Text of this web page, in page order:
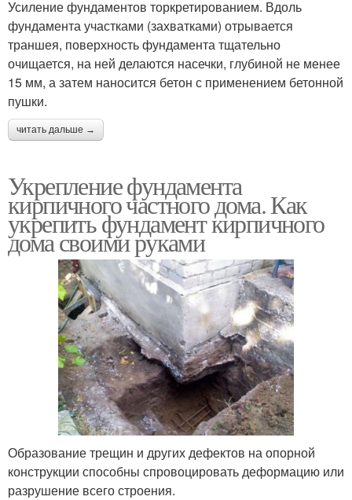
Усиление фундаментов торкретированием. Вдоль
фундамента участками (захватками) отрывается
траншея, поверхность фундамента тщательно
очищается, на ней делаются насечки, глубиной не менее
15 мм, а затем наносится бетон с применением бетонной
пушки.
читать дальше →
Укрепление фундамента
кирпичного частного дома. Как
укрепить фундамент кирпичного
дома своими руками
Образование трещин и других дефектов на опорной
конструкции способны спровоцировать деформацию или
разрушение всего строения.